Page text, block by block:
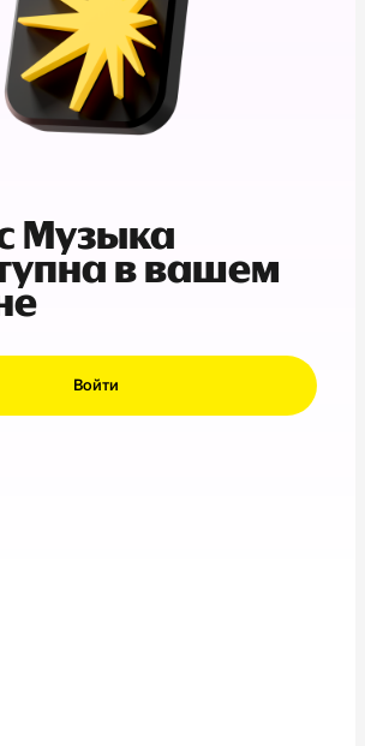
Музыка
в вашем
Войти